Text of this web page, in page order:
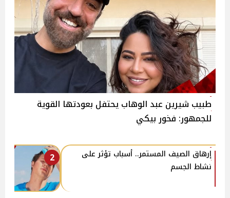
طبيب شيرين عبد الوهاب يحتفل بعودتها القوية
للجمهور: فخور بيكي
2
إرهاق الصيف المستمر.. أسباب تؤثر على
نشاط الجسم